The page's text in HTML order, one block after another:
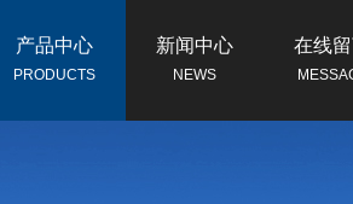
产品中心
PRODUCTS
新闻中心
NEWS
在线